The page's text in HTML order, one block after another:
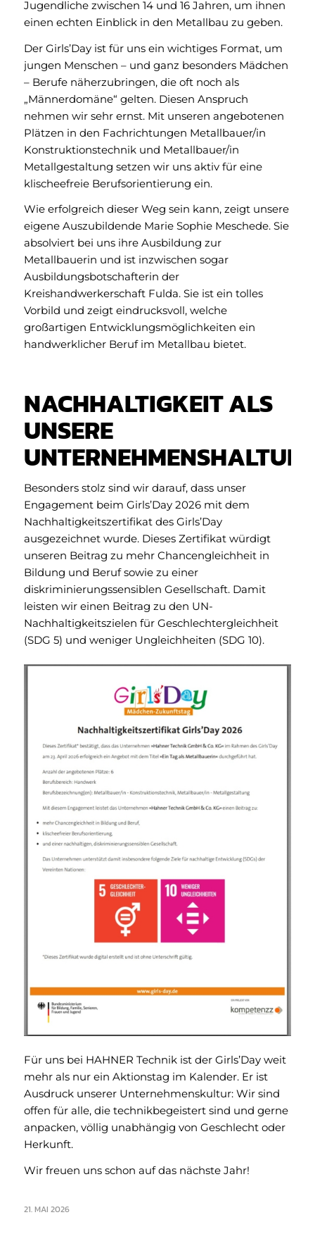
Jugendliche zwischen 14 und 16 Jahren, um ihnen
einen echten Einblick in den Metallbau zu geben.
Der Girls’Day ist für uns ein wichtiges Format, um
jungen Menschen – und ganz besonders Mädchen
– Berufe näherzubringen, die oft noch als
„Männerdomäne“ gelten. Diesen Anspruch
nehmen wir sehr ernst. Mit unseren angebotenen
Plätzen in den Fachrichtungen Metallbauer/in
Konstruktionstechnik und Metallbauer/in
Metallgestaltung setzen wir uns aktiv für eine
klischeefreie Berufsorientierung ein.
Wie erfolgreich dieser Weg sein kann, zeigt unsere
eigene Auszubildende Marie Sophie Meschede. Sie
absolviert bei uns ihre Ausbildung zur
Metallbauerin und ist inzwischen sogar
Ausbildungsbotschafterin der
Kreishandwerkerschaft Fulda. Sie ist ein tolles
Vorbild und zeigt eindrucksvoll, welche
großartigen Entwicklungsmöglichkeiten ein
handwerklicher Beruf im Metallbau bietet.
NACHHALTIGKEIT ALS
UNSERE
Besonders stolz sind wir darauf, dass unser
Engagement beim Girls’Day 2026 mit dem
Nachhaltigkeitszertifikat des Girls’Day
ausgezeichnet wurde. Dieses Zertifikat würdigt
unseren Beitrag zu mehr Chancengleichheit in
Bildung und Beruf sowie zu einer
diskriminierungssensiblen Gesellschaft. Damit
leisten wir einen Beitrag zu den UN-
Nachhaltigkeitszielen für Geschlechtergleichheit
(SDG 5) und weniger Ungleichheiten (SDG 10).
Für uns bei HAHNER Technik ist der Girls’Day weit
mehr als nur ein Aktionstag im Kalender. Er ist
Ausdruck unserer Unternehmenskultur: Wir sind
offen für alle, die technikbegeistert sind und gerne
anpacken, völlig unabhängig von Geschlecht oder
Herkunft.
Wir freuen uns schon auf das nächste Jahr!
21. MAI 2026